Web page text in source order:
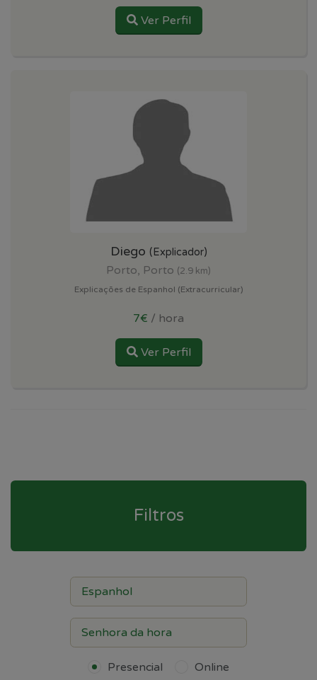
Ver Perfil
Diego (Explicador)
Porto, Porto (2.9 km)
Explicações de Espanhol (Extracurricular)
7€ / hora
Ver Perfil
Filtros
Presencial Online